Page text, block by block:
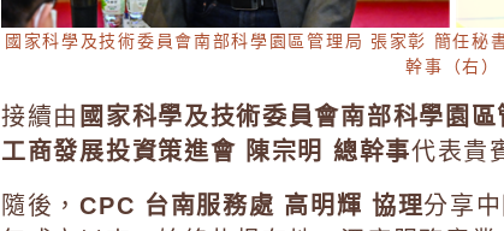
國家科學及技術委員會南部科學園區管理局 張家彰 簡任秘
幹事（右）
接續由 國家科學及技術委員會南部科學園
工商發展投資策進會 陳宗明 總幹事代表貴
隨後，CPC 台南服務處 高明輝 協理分享